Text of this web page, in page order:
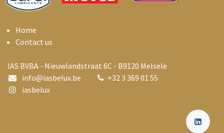
Home
Contact us
IAS BVBA - Nieuwlandstraat 6C - B9120 Melsele
info@iasbelux.be +32 3 369 01 55
iasbelux